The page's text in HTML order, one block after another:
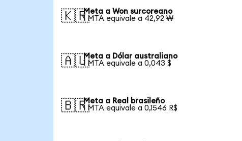
🇰🇷Meta a Won surcoreano
1 MTA equivale a 42,92 ₩
🇦🇺Meta a Dólar australiano
1 MTA equivale a 0,043 $
🇧🇷Meta a Real brasileño
1 MTA equivale a 0,1546 R$